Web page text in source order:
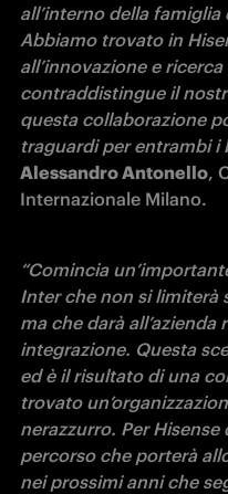
all’interno della
Abbiamo trovato in
all’innovazione e ricerca
contraddistingue il
questa collaborazione
traguardi per entrambi i
Alessandro Antonello,
Internazionale Milano.
“Comincia
Inter che non si limiterà
ma che darà
integrazione. Questa
ed è il risultato di una
trovato
nerazzurro. Per
percorso che porterà
nei prossimi anni che